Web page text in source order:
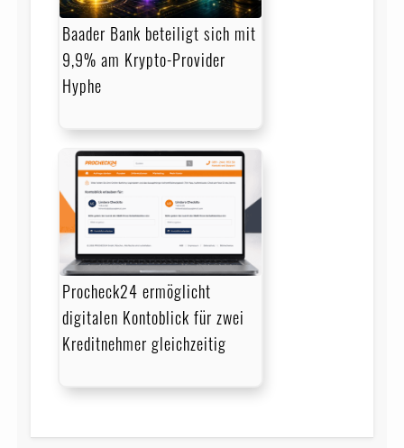
Baader Bank beteiligt sich mit
9,9% am Krypto-Provider
Hyphe
Procheck24 ermöglicht
digitalen Kontoblick für zwei
Kreditnehmer gleichzeitig